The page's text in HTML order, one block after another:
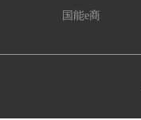
国能e商